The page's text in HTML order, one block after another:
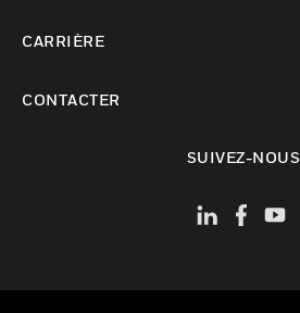
CARRIÈRE
CONTACTER
SUIVEZ-NOUS